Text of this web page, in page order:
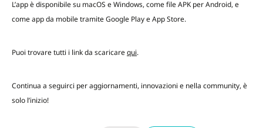
L’app è disponibile su macOS e Windows, come file APK per Android, e
come app da mobile tramite Google Play e App Store.
Puoi trovare tutti i link da scaricarequi.
Continua a seguirci per aggiornamenti, innovazioni e nella community, è
solo l’inizio!